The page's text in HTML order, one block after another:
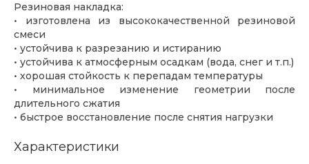
Резиновая накладка:
• изготовлена из высококачественной резиновой
смеси
• устойчива к разрезанию и истиранию
• устойчива к атмосферным осадкам (вода, снег и т.п.)
• хорошая стойкость к перепадам температуры
• минимальное изменение геометрии после
длительного сжатия
• быстрое восстановление после снятия нагрузки
Характеристики